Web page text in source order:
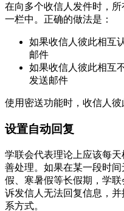
在向多个收信人发件时，
一栏中。正确的做法是：
如果收信人彼此相互
邮件
如果收信人彼此相互
发送邮件
使用密送功能时，收信人彼
设置自动回复
学联会代表理论上应该每
善处理。如果在某一段时
假、寒暑假等长假期，学
诉发信人无法回复信息，
系方式。